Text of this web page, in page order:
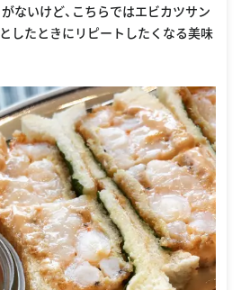
ないけど、こちらではエビカツサン
したときにリピートしたくなる美味